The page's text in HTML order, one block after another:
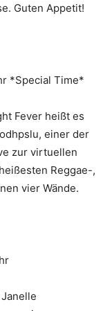
Guten Appetit!
*Special Time*
Fever heißt es
einer der
zur virtuellen
Reggae-,
vier Wände.